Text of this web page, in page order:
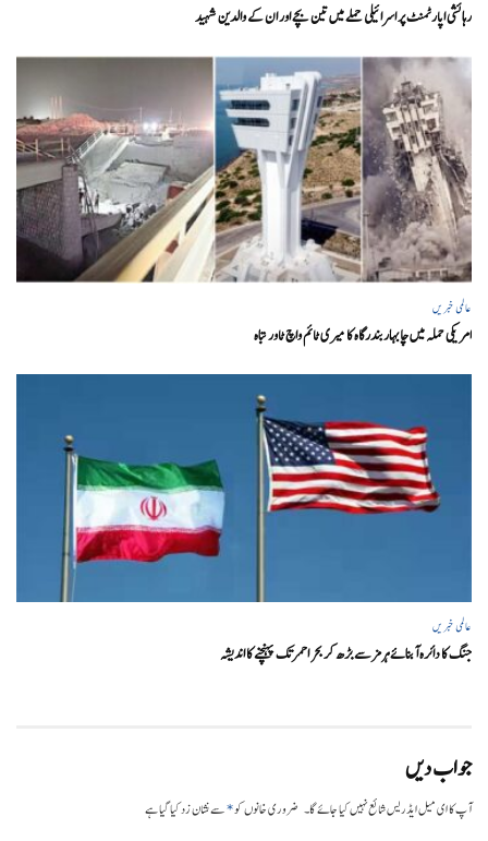
رہائشی اپارٹمنٹ پر اسرائیلی حملے میں تین بچے اور ان کے والدین شہید
عالمی خبریں
امریکی حملہ میں چابہار بندرگاہ کا میری ٹائم واچ ٹاور تباہ
عالمی خبریں
جنگ کا دائرہ آبنائے ہرمز سے بڑھ کر بحر احمر تک پہنچنے کا اندیشہ
جواب دیں
آپ کا ای میل ایڈریس شائع نہیں کیا جائے گا۔ ضروری خانوں کو*سے نشان زد کیا گیا ہے